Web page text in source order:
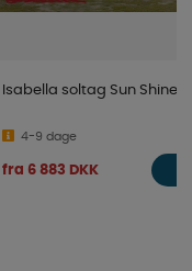
Isabella soltag Sun Shine
4-9 dage
fra 6 883 DKK